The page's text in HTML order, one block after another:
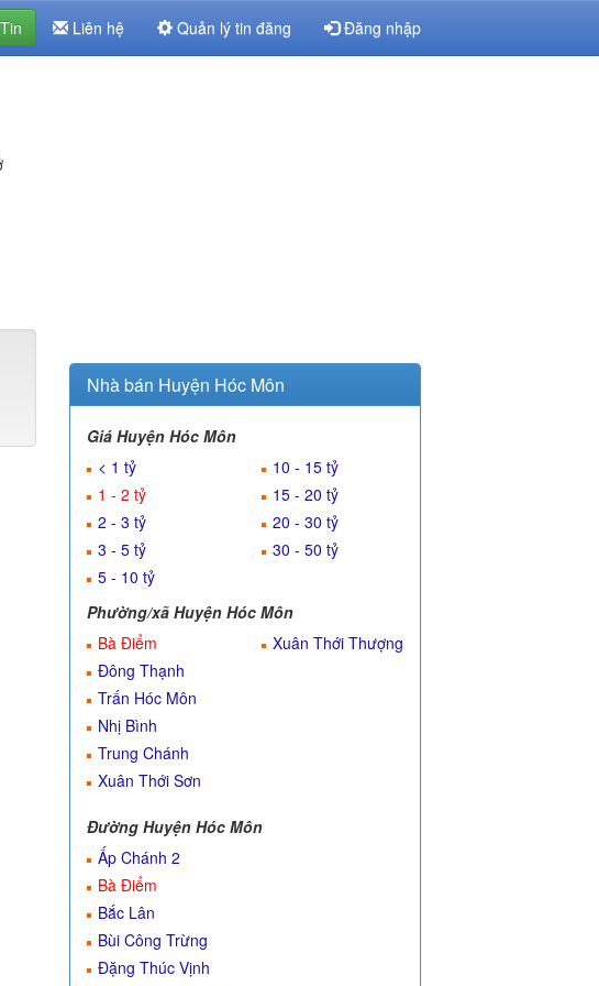
Liên hệ Quản lý tin đăng Đăng nhập
Nhà bán Huyện Hóc Môn
Giá Huyện Hóc Môn
< 1 tỷ
1 - 2 tỷ
2 - 3 tỷ
3 - 5 tỷ
5 - 10 tỷ
10 - 15 tỷ
15 - 20 tỷ
20 - 30 tỷ
30 - 50 tỷ
Phường/xã Huyện Hóc Môn
Bà Điểm
Đông Thạnh
Trấn Hóc Môn
Nhị Bình
Trung Chánh
Xuân Thới Sơn
Xuân Thới Thượng
Đường Huyện Hóc Môn
Ấp Chánh 2
Bà Điểm
Bắc Lân
Bùi Công Trừng
Đặng Thúc Vịnh